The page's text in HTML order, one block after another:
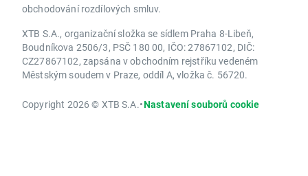
obchodování rozdílových smluv.
XTB S.A., organizační složka se sídlem Praha 8-Libeň,
Boudníkova 2506/3, PSČ 180 00, IČO: 27867102, DIČ:
CZ27867102, zapsána v obchodním rejstříku vedeném
Městským soudem v Praze, oddíl A, vložka č. 56720.
Copyright 2026 © XTB S.A.•Nastavení souborů cookie